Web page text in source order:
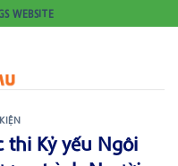
WEBSITE
thi Kỷ yếu Ngôi